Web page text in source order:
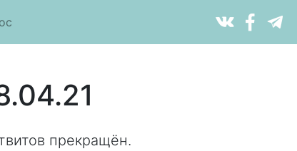
прекращён.